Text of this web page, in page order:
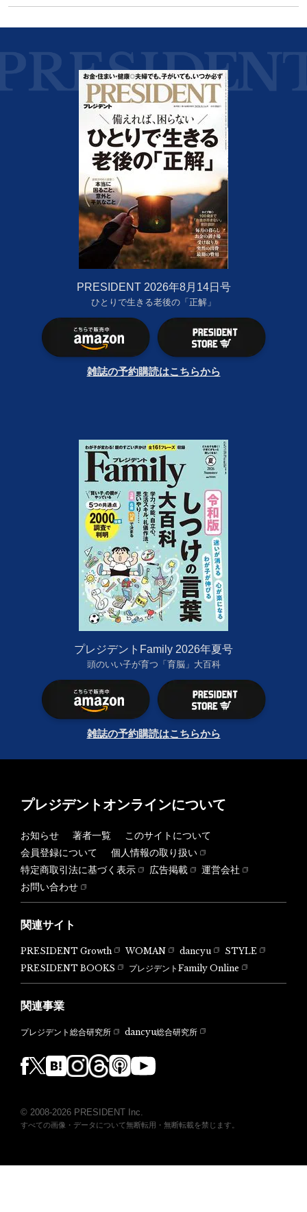
PRESIDENT 2026年8月14日号
ひとりで生きる老後の「正解」
雑誌の予約購読はこちらから
プレジデントFamily 2026年夏号
頭のいい子が育つ「育脳」大百科
雑誌の予約購読はこちらから
プレジデントオンラインについて
お知らせ 著者一覧
このサイトについて
会員登録について
個人情報の取り扱い
特定商取引法に基づく表示
広告掲載
運営会社
お問い合わせ
関連サイト
PRESIDENT Growth WOMAN dancyu
STYLE
PRESIDENT BOOKS
プレジデントFamily Online
関連事業
プレジデント総合研究所 dancyu総合研究所
© 2008-2026 PRESIDENT Inc.
すべての画像・データについて無断転用・無断転載を禁じます。